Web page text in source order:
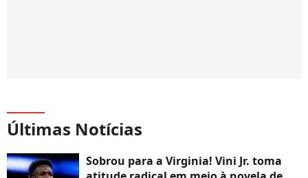
Últimas Notícias
Sobrou para a Virginia! Vini Jr. toma